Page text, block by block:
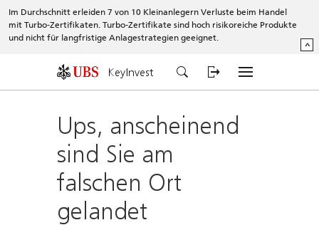
Im Durchschnitt erleiden 7 von 10 Kleinanlegern Verluste beim Handel
mit Turbo-Zertifikaten. Turbo-Zertifikate sind hoch risikoreiche Produkte
und nicht für langfristige Anlagestrategien geeignet.
^
KeyInvest
Ups, anscheinend
sind Sie am
falschen Ort
gelandet